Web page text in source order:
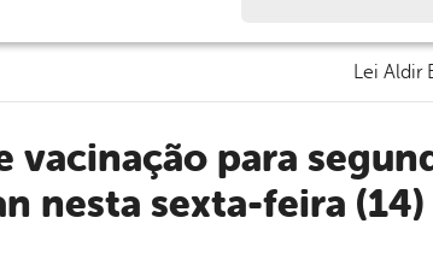
Lei Aldir
nesta sexta-feira (14)